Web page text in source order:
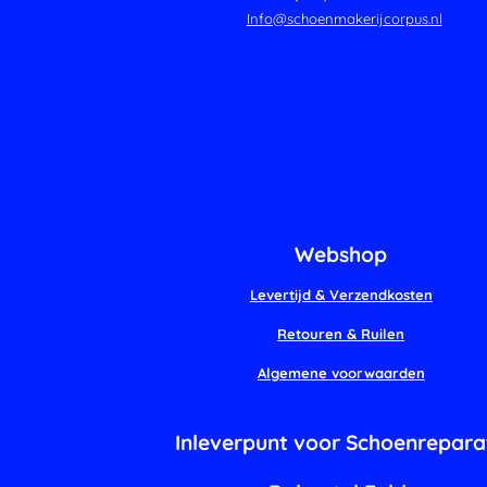
Info@schoenmakerijcorpus.nl
Webshop
Levertijd & Verzendkosten
Retouren & Ruilen
Algemene voorwaarden
Inleverpunt voor